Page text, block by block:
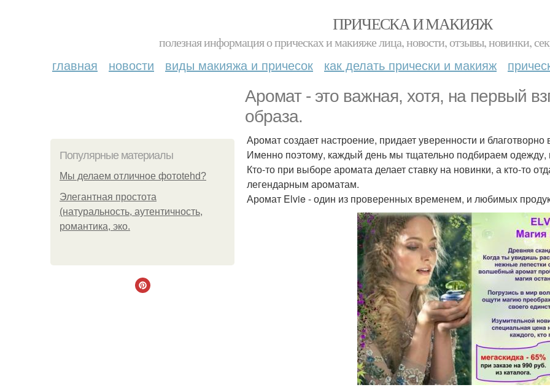
ПРИЧЕСКА И МАКИЯЖ
полезная информация о прическах и макияже лица, новости, отзывы, новинки,
главная новости виды макияжа и причесок как делать прически и макияж
Аромат - это важная, хотя, на первый
образа.
Популярные материалы
Мы делаем отличное фотоtehd?
Элегантная простота
(натуральность, аутентичность,
романтика, эко.
Аромат создает настроение, придает уверенности и
Именно поэтому, каждый день мы тщательно подбираем одежду,
Кто-то при выборе аромата делает ставку на новинки, а кто-то
легендарным ароматам.
Аромат Elvie - один из проверенных временем, и любимых